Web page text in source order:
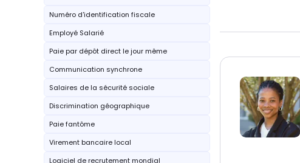
Numéro d'identification fiscale
Employé Salarié
Paie par dépôt direct le jour même
Communication synchrone
Salaires de la sécurité sociale
Discrimination géographique
Paie fantôme
Virement bancaire local
Logiciel de recrutement mondial